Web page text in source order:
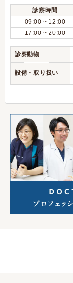
診察時間
09:00 ~ 12:00
17:00 ~ 20:00
診察動物
設備・取り扱い